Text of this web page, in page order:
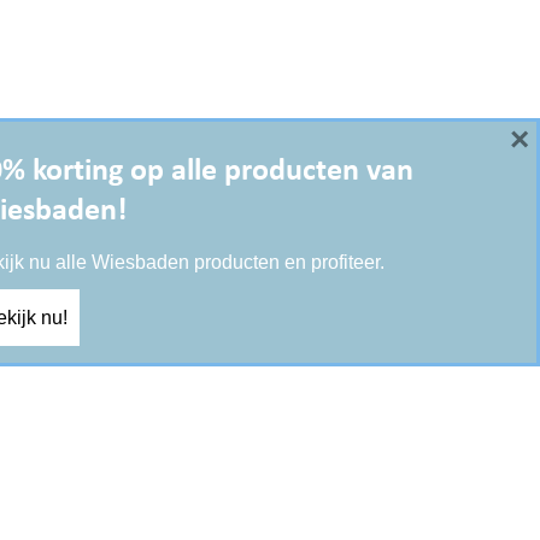
korting op alle producten van
nu alle Wiesbaden producten en profiteer.
nu!
×